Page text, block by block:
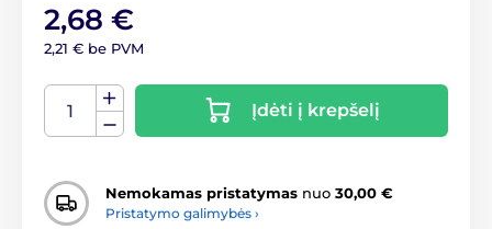
2,68 €
2,21 € be PVM
Įdėti į krepšelį
Nemokamas pristatymas nuo 30,00 €
Pristatymo galimybės ›